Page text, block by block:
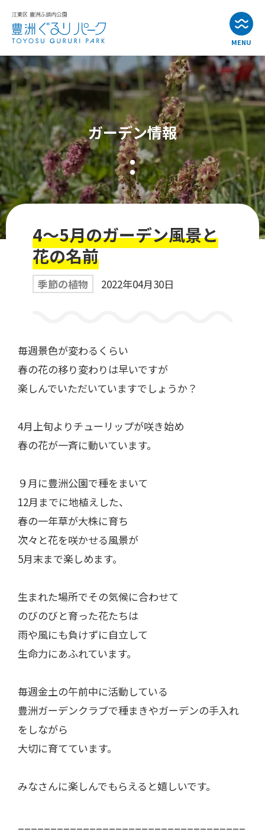
MENU
お知らせ
イベント情報
公園・施設紹介
アクセス
お問い合わせ
催しものやロケなどの業務利用をお考えの方
ご利用について 各種申請・手続き等
ガーデン情報
4～5月のガーデン風景と
花の名前
季節の植物 2022年04月30日
毎週景色が変わるくらい
春の花の移り変わりは早いですが
楽しんでいただいていますでしょうか？
4月上旬よりチューリップが咲き始め
春の花が一斉に動いています。
９月に豊洲公園で種をまいて
12月までに地植えした、
春の一年草が大株に育ち
次々と花を咲かせる風景が
5月末まで楽しめます。
生まれた場所でその気候に合わせて
のびのびと育った花たちは
雨や風にも負けずに自立して
生命力にあふれています。
毎週金土の午前中に活動している
豊洲ガーデンクラブで種まきやガーデンの手入れ
をしながら
大切に育てています。
みなさんに楽しんでもらえると嬉しいです。